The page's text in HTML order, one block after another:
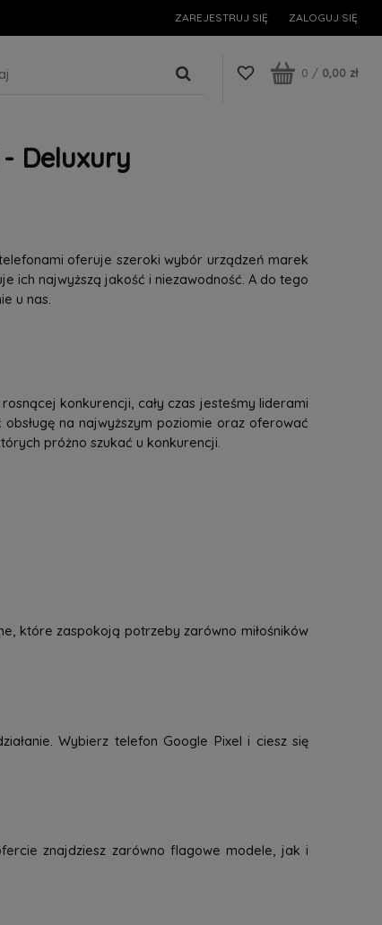
ZAREJESTRUJ SIĘ ZALOGUJ SIĘ
0 / 0,00 zł
Deluxury
oferuje szeroki wybór urządzeń marek
ich najwyższą jakość i niezawodność. A do tego
u nas.
konkurencji, cały czas jesteśmy liderami
na najwyższym poziomie oraz oferować
próżno szukać u konkurencji.
które zaspokoją potrzeby zarówno miłośników
Wybierz telefon Google Pixel i ciesz się
znajdziesz zarówno flagowe modele, jak i